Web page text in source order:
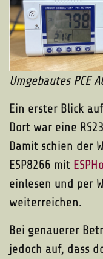
Umgebautes PCE
Ein erster Blick
Dort war eine
Damit schien der
ESP8266 mit
einlesen und per
weiterreichen.
Bei genauerer
jedoch auf, dass